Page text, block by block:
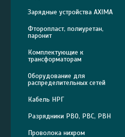
Зарядные устройства AXIMA
Фторопласт, полиуретан,
паронит
Комплектующие к
трансформаторам
Оборудование для
распределительных сетей
Кабель НРГ
Разрядники РВО, РВС, РВН
Проволока нихром